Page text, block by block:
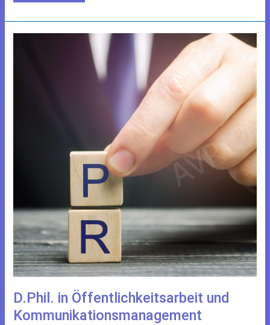
D.Phil. in Öffentlichkeitsarbeit und
Kommunikationsmanagement
Öffentlichkeitsarbeit
Kommunikationsmanagement